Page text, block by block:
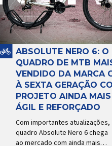
e acessórios para ciclismo
mais reconhecida no Brasil.
Importada e distribuída […]
ABSOLUTE NERO 6: O
QUADRO DE MTB
VENDIDO DA MARCA
À SEXTA GERAÇÃO
PROJETO AINDA MAIS
ÁGIL E REFORÇADO
Com importantes atualizações,
quadro Absolute Nero 6 chega
ao mercado com ainda mais